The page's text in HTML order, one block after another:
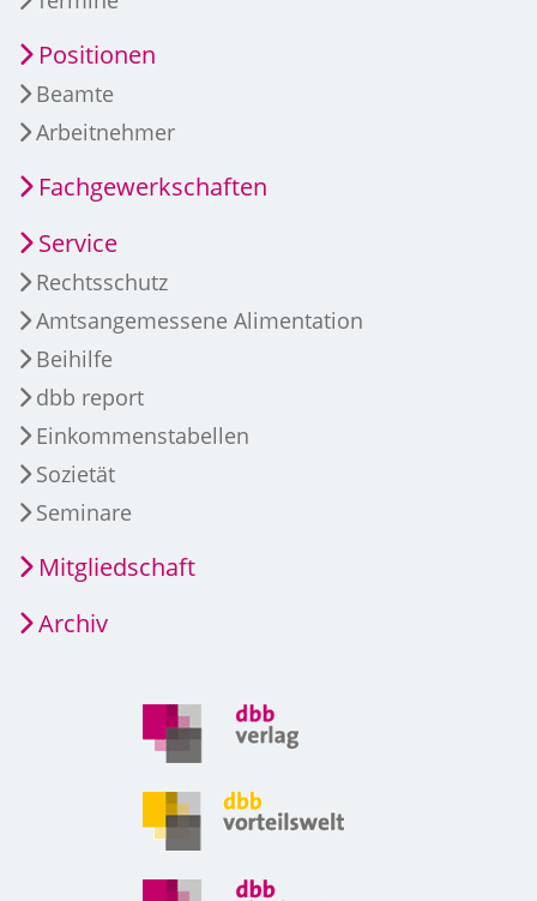
Positionen
Beamte
Arbeitnehmer
Fachgewerkschaften
Service
Rechtsschutz
Amtsangemessene Alimentation
Beihilfe
dbb report
Einkommenstabellen
Sozietät
Seminare
Mitgliedschaft
Archiv